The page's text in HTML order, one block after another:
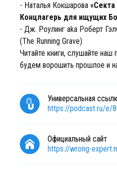
- Наталья Кокшарова
Концлагерь для ищущих
- Дж. Роулинг aka Роберт
(The Running Grave)
Читайте книги, слушайте
будем ворошить прошлое и
Универсальная
https://podcast.ru/e/
Официальный сайт
https://wrong-